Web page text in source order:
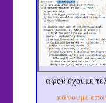
αφού έχουμε
κάνουμε